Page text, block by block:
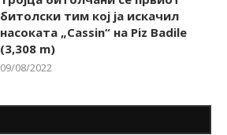
битолски тим кој ја искачил
насоката „Cassin“ на Piz Badile
(3,308 m)
09/08/2022